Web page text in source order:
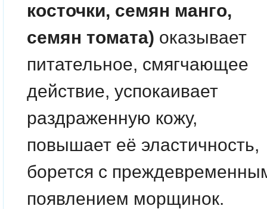
косточки, семян манго,
семян томата) оказывает
питательное, смягчающее
действие, успокаивает
раздраженную кожу,
повышает её эластичность,
борется с
появлением морщинок.